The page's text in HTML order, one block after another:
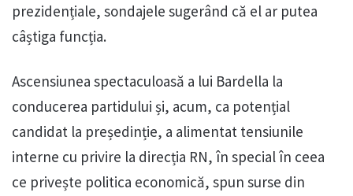
prezidențiale, sondajele sugerând că el ar putea
câștiga funcția.
Ascensiunea spectaculoasă a lui Bardella la
conducerea partidului și, acum, ca potențial
candidat la președinție, a alimentat tensiunile
interne cu privire la direcția RN, în special în ceea
ce privește politica economică, spun surse din